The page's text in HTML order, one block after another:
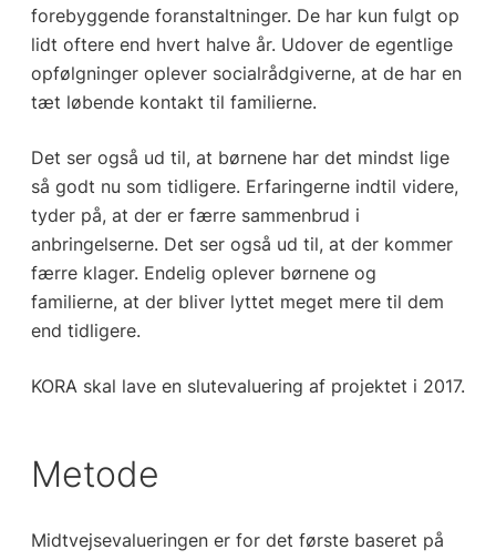
forebyggende foranstaltninger. De har kun fulgt op
lidt oftere end hvert halve år. Udover de egentlige
opfølgninger oplever socialrådgiverne, at de har en
tæt løbende kontakt til familierne.
Det ser også ud til, at børnene har det mindst lige
så godt nu som tidligere. Erfaringerne indtil videre,
tyder på, at der er færre sammenbrud i
anbringelserne. Det ser også ud til, at der kommer
færre klager. Endelig oplever børnene og
familierne, at der bliver lyttet meget mere til dem
end tidligere.
KORA skal lave en slutevaluering af projektet i 2017.
Metode
Midtvejsevalueringen er for det første baseret på